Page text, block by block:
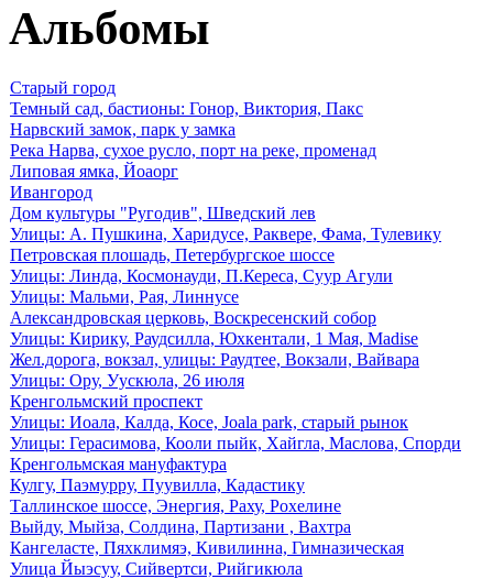
Альбомы
Старый город
Темный сад, бастионы: Гонор, Виктория, Пакс
Нарвский замок, парк у замка
Река Нарва, сухое русло, порт на реке, променад
Липовая ямка, Йоаорг
Ивангород
Дом культуры "Ругодив", Шведский лев
Улицы: А. Пушкина, Харидусе, Раквере, Фама, Тулевику
Петровская плошадь, Петербургское шоссе
Улицы: Линда, Космонауди, П.Кереса, Суур Агули
Улицы: Мальми, Рая, Линнусе
Александровская церковь, Воскресенский собор
Улицы: Кирику, Раудсилла, Юхкентали, 1 Мая, Madise
Жел.дорога, вокзал, улицы: Раудтее, Вокзали, Вайвара
Улицы: Ору, Уускюла, 26 июля
Кренгольмский проспект
Улицы: Иоала, Калда, Косе, Joala park, старый рынок
Улицы: Герасимова, Кооли пыйк, Хайгла, Маслова, Спорди
Кренгольмская мануфактура
Кулгу, Паэмурру, Пуувилла, Кадастику
Таллинское шоссе, Энергия, Раху, Рохелине
Выйду, Мыйза, Солдина, Партизани , Вахтра
Кангеласте, Пяхклимяэ, Кивилинна, Гимназическая
Улица Йыэсуу, Сийвертси, Рийгикюла